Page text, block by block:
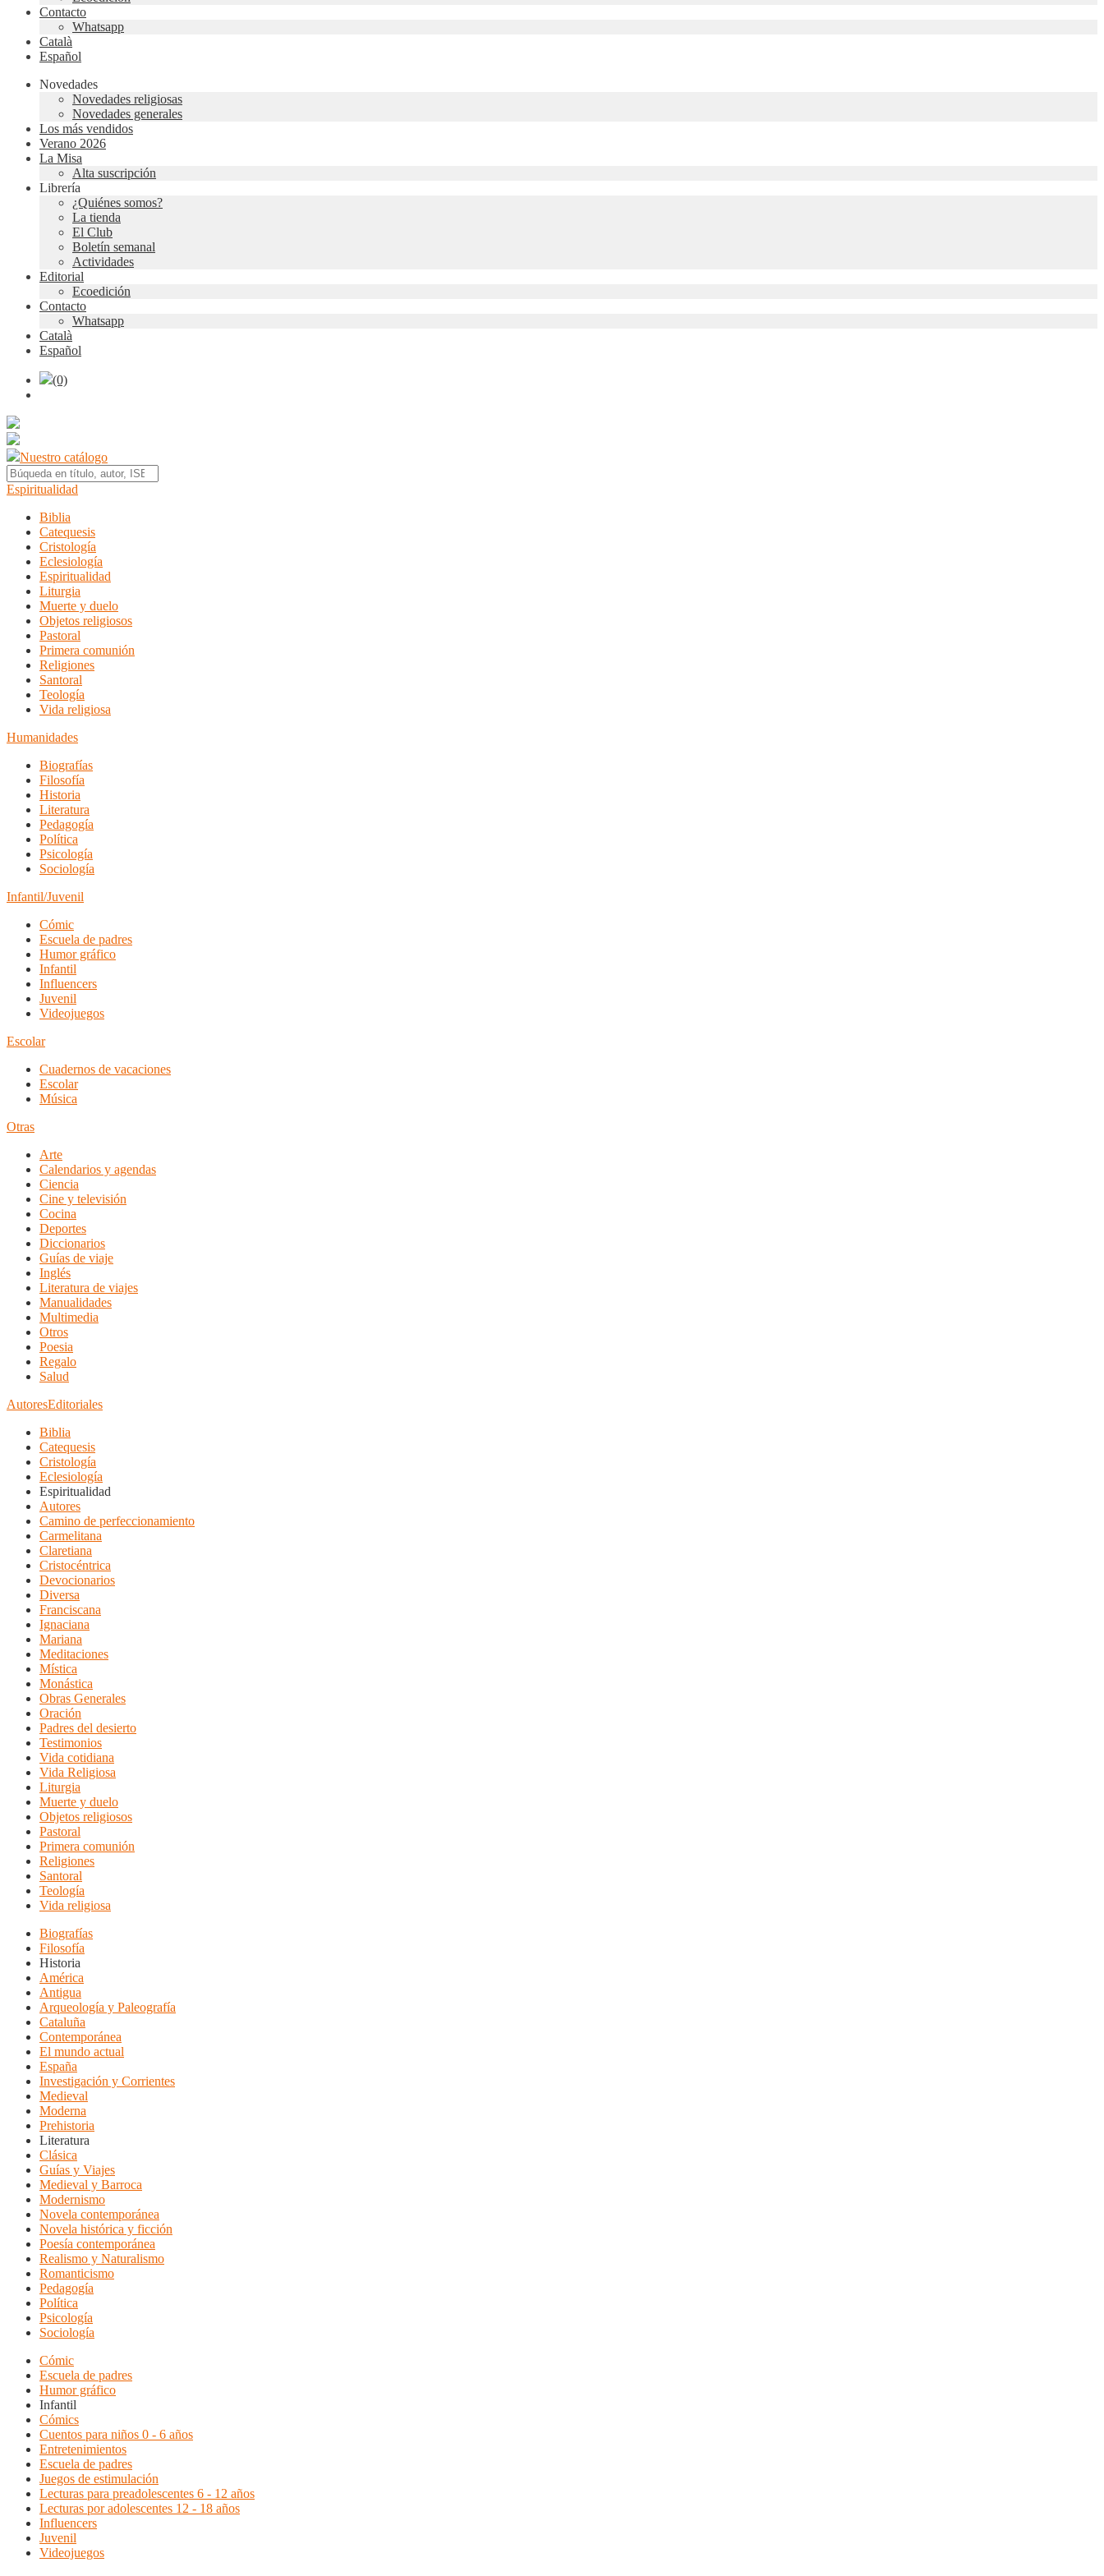
Contacto
Whatsapp
Català
Español
Novedades
Novedades religiosas
Novedades generales
Los más vendidos
Verano 2026
La Misa
Alta suscripción
Librería
¿Quiénes somos?
La tienda
El Club
Boletín semanal
Actividades
Editorial
Ecoedición
Contacto
Whatsapp
Català
Español
(0)
Nuestro catálogo
Espiritualidad
Biblia
Catequesis
Cristología
Eclesiología
Espiritualidad
Liturgia
Muerte y duelo
Objetos religiosos
Pastoral
Primera comunión
Religiones
Santoral
Teología
Vida religiosa
Humanidades
Biografías
Filosofía
Historia
Literatura
Pedagogía
Política
Psicología
Sociología
Infantil/Juvenil
Cómic
Escuela de padres
Humor gráfico
Infantil
Influencers
Juvenil
Videojuegos
Escolar
Cuadernos de vacaciones
Escolar
Música
Otras
Arte
Calendarios y agendas
Ciencia
Cine y televisión
Cocina
Deportes
Diccionarios
Guías de viaje
Inglés
Literatura de viajes
Manualidades
Multimedia
Otros
Poesia
Regalo
Salud
AutoresEditoriales
Biblia
Catequesis
Cristología
Eclesiología
Espiritualidad
Autores
Camino de perfeccionamiento
Carmelitana
Claretiana
Cristocéntrica
Devocionarios
Diversa
Franciscana
Ignaciana
Mariana
Meditaciones
Mística
Monástica
Obras Generales
Oración
Padres del desierto
Testimonios
Vida cotidiana
Vida Religiosa
Liturgia
Muerte y duelo
Objetos religiosos
Pastoral
Primera comunión
Religiones
Santoral
Teología
Vida religiosa
Biografías
Filosofía
Historia
América
Antigua
Arqueología y Paleografía
Cataluña
Contemporánea
El mundo actual
España
Investigación y Corrientes
Medieval
Moderna
Prehistoria
Literatura
Clásica
Guías y Viajes
Medieval y Barroca
Modernismo
Novela contemporánea
Novela histórica y ficción
Poesía contemporánea
Realismo y Naturalismo
Romanticismo
Pedagogía
Política
Psicología
Sociología
Cómic
Escuela de padres
Humor gráfico
Infantil
Cómics
Cuentos para niños 0 - 6 años
Entretenimientos
Escuela de padres
Juegos de estimulación
Lecturas para preadolescentes 6 - 12 años
Lecturas por adolescentes 12 - 18 años
Influencers
Juvenil
Videojuegos